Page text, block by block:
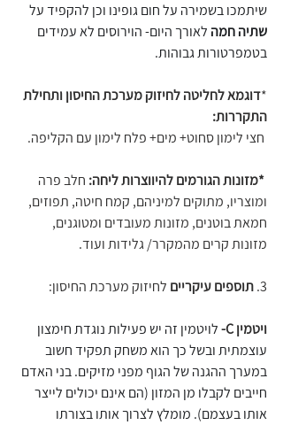
שיתמכו בשמירה על חום גופינו וכן להקפיד על
שתיה חמה לאורך היום- הוירוסים לא עמידים
בטמפרטורות גבוהות.
*דוגמא לחליטה לחיזוק מערכת החיסון ותחילת
התקררות:
*מזונות הגורמים להיווצרות ליחה: חלב פרה
ומוצריו, מתוקים למיניהם, קמח חיטה, תפוזים,
חמאת בוטנים, מזונות מעובדים ומטוגנים,
מזונות קרים מהמקרר/ גלידות ועוד.
3. תוספים עיקריים לחיזוק מערכת החיסון:
ויטמין C-
לויטמין זה יש פעילות נוגדת חימצון
עוצמתית ובשל כך הוא משחק תפקיד חשוב
במערך ההגנה של הגוף מפני מזיקים. בני האדם
חייבים לקבלו מן המזון (הם אינם יכולים לייצר
אותו בעצמם). מומלץ לצרוך אותו בצורתו